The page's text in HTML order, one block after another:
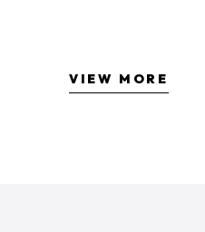
VIEW MORE